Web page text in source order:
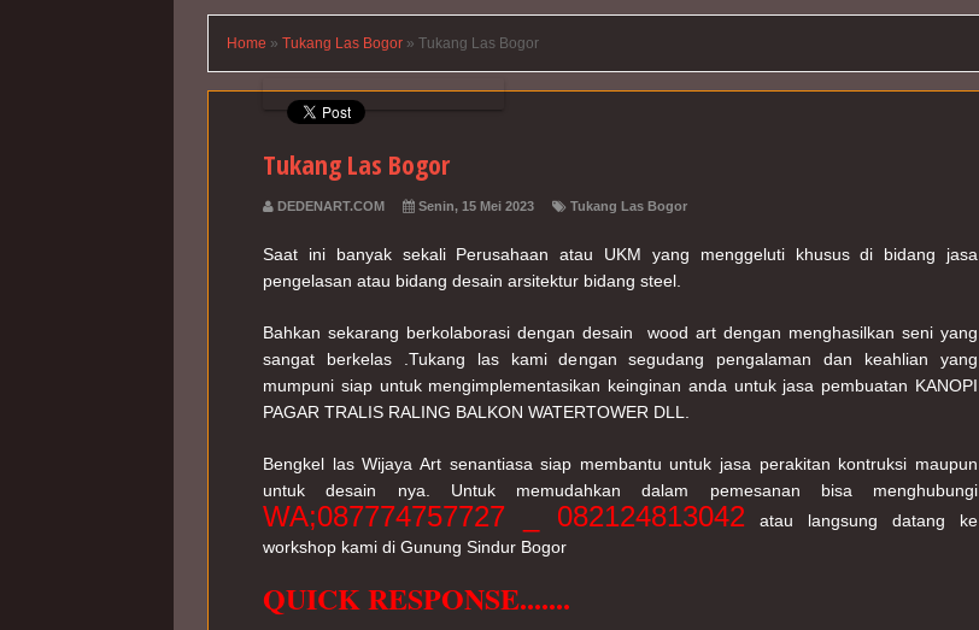
Home » Tukang Las Bogor » Tukang Las Bogor
Tukang Las Bogor
DEDENART.COM Senin, 15 Mei 2023 Tukang Las Bogor
Saat ini banyak sekali Perusahaan atau UKM yang menggeluti khusus di bidang jasa
pengelasan atau bidang desain arsitektur bidang steel.
Bahkan sekarang berkolaborasi dengan desain  wood art dengan menghasilkan seni yang
sangat berkelas .Tukang las kami dengan segudang pengalaman dan keahlian yang
mumpuni siap untuk mengimplementasikan keinginan anda untuk jasa pembuatan KANOPI
PAGAR TRALIS RALING BALKON WATERTOWER DLL.
Bengkel las Wijaya Art senantiasa siap membantu untuk jasa perakitan kontruksi maupun
WA;087774757727 _ 082124813042 atau langsung datang ke
workshop kami di Gunung Sindur Bogor
QUICK RESPONSE.......